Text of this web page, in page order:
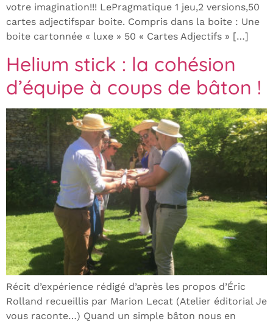
votre imagination!!! LePragmatique 1 jeu,2 versions,50
cartes adjectifspar boite. Compris dans la boite : Une
boite cartonnée « luxe » 50 « Cartes Adjectifs » […]
Helium stick : la cohésion
d’équipe à coups de bâton !
Récit d’expérience rédigé d’après les propos d’Éric
Rolland recueillis par Marion Lecat (Atelier éditorial Je
vous raconte…) Quand un simple bâton nous en